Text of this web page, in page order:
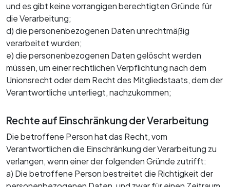
und es gibt keine vorrangigen berechtigten Gründe für
die Verarbeitung;
d) die personenbezogenen Daten unrechtmäßig
verarbeitet wurden;
e) die personenbezogenen Daten gelöscht werden
müssen, um einer rechtlichen Verpflichtung nach dem
Unionsrecht oder dem Recht des Mitgliedstaats, dem der
Verantwortliche unterliegt, nachzukommen;
Rechte auf Einschränkung der Verarbeitung
Die betroffene Person hat das Recht, vom
Verantwortlichen die Einschränkung der Verarbeitung zu
verlangen, wenn einer der folgenden Gründe zutrifft:
a) Die betroffene Person bestreitet die Richtigkeit der